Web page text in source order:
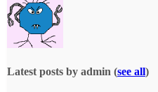
Latest posts by admin (see all)